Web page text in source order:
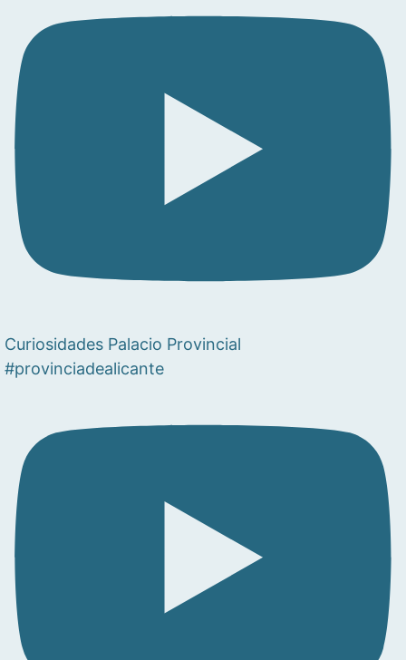
Curiosidades Palacio Provincial
#provinciadealicante